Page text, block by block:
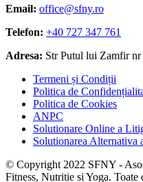
Email: office@sfny.ro
Telefon: +40 727 347 761
Adresa: Str Putul lui Zamfir nr
Termeni și Condiții
Politica de
Politica de Cookies
ANPC
Solutionare Online a
Solutionarea
© Copyright 2022 SFNY -
Fitness, Nutritie si Yoga. Toate